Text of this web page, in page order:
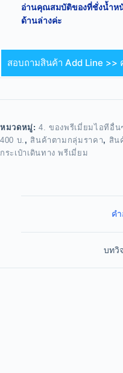
อ่านคุณสมบัติของที่ชั่งน้ำหนั
ด้านล่างค่ะ
สอบถามสินค้า Add Line >>
หมวดหมู่:4. ของพรีเมี่ยมไอทีอื่น
400 บ. , สินค้าตามกลุ่มราคา, สิน
กระเป๋าเดินทาง พรีเมี่ยม
ค
บทวิ